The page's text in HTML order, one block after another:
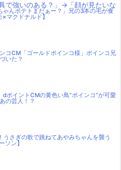
で強いのある？」→「顔が見たいな
ゃんポテトまだぁー？」兄の3本の毛が食
マクドナルド】
コCM「ゴールドポインコ様」ポインコ兄
いた？
dポイントCMの黄色い鳥”ポインコ”が可愛
の芸人！？
うさぎの歌で跳ねてあやみちゃんを襲う
ソン】